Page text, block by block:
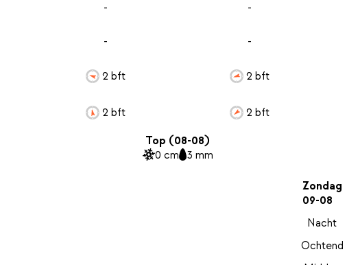
-
-
2 bft
2 bft
-
-
2 bft
2 bft
Top (08-08)
0 cm 3 mm
Zondag
09-08
Nacht
Ochtend